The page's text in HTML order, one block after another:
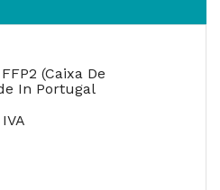
(Caixa De
In Portugal